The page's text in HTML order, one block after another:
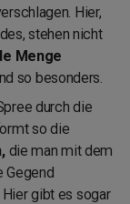
Hier,
stehen nicht
Menge
so besonders.
durch die
so die
die man mit dem
Gegend
gibt es sogar